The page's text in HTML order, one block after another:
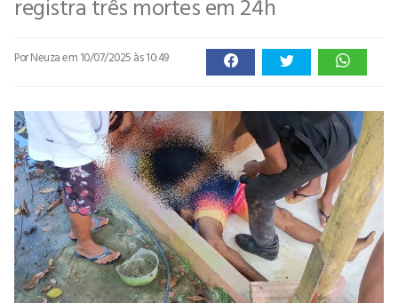
Por Neuzaem 10/07/2025 às 10:49